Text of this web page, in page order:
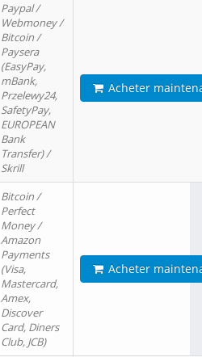
Paypal /
Webmoney /
Bitcoin /
Paysera
(EasyPay,
mBank,
Przelewy24,
SafetyPay,
EUROPEAN
Bank
Transfer) /
Skrill
Acheter
Bitcoin /
Perfect
Money /
Amazon
Payments
(Visa,
Mastercard,
Amex,
Discover
Card, Diners
Club, JCB)
Acheter